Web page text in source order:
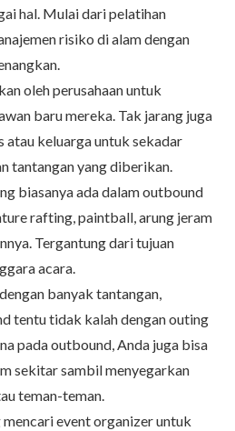
hal. Mulai dari pelatihan
risiko di alam dengan
oleh perusahaan untuk
baru mereka. Tak jarang juga
atau keluarga untuk sekadar
tantangan yang diberikan.
biasanya ada dalam outbound
rafting, paintball, arung jeram
Tergantung dari tujuan
acara.
banyak tantangan,
tentu tidak kalah dengan outing
pada outbound, Anda juga bisa
sekitar sambil menyegarkan
teman-teman.
mencari event organizer untuk